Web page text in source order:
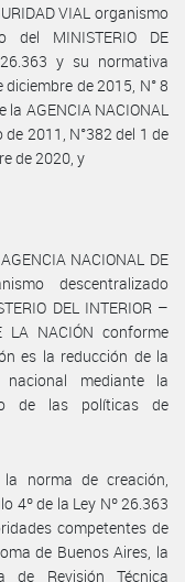
VIAL organismo
del MINISTERIO DE
y su normativa
de 2015, N° 8
AGENCIA NACIONAL
de 2011, N°382 del 1 de
de 2020, y
NACIONAL DE
descentralizado
DEL INTERIOR –
LA NACIÓN conforme
es la reducción de la
mediante la
de las políticas de
norma de creación,
4º de la Ley Nº 26.363
competentes de
de Buenos Aires, la
de Revisión Técnica